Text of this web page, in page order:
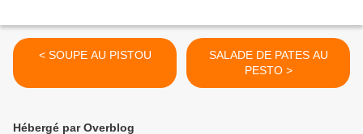
< SOUPE AU PISTOU
SALADE DE PATES AU
PESTO >
Hébergé par Overblog